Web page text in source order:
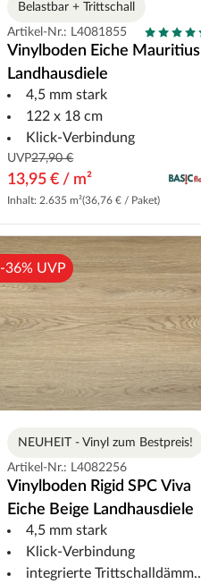
Belastbar + Trittschall
Artikel-Nr.: L4081855
Vinylboden Eiche Mauritius
Landhausdiele
4,5 mm stark
122 x 18 cm
Klick-Verbindung
UVP27,90 €
13,95 € / m²
Inhalt: 2.635 m²(36,76 € / Paket)
-36% UVP
NEUHEIT - Vinyl zum Bestpreis!
Artikel-Nr.: L4082256
Vinylboden Rigid SPC Viva
Eiche Beige Landhausdiele
4,5 mm stark
Klick-Verbindung
integrierte Trittschalldämmung